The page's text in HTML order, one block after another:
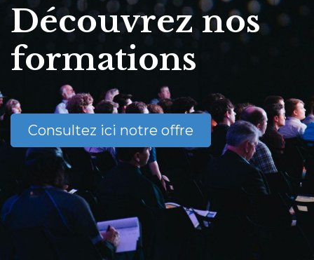
Découvrez nos
formations
Consultez ici notre offre